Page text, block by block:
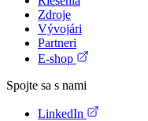
Zdroje
Vývojári
Partneri
E-shop
Spojte sa s nami
LinkedIn